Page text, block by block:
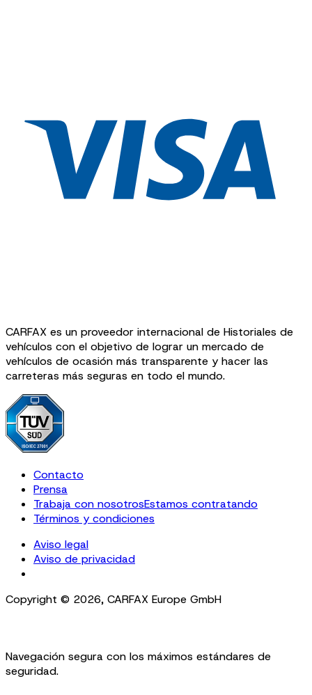
CARFAX es un proveedor internacional de Historiales de
vehículos con el objetivo de lograr un mercado de
vehículos de ocasión más transparente y hacer las
carreteras más seguras en todo el mundo.
Contacto
Prensa
Trabaja con nosotrosEstamos contratando
Términos y condiciones
Aviso legal
Aviso de privacidad
Copyright © 2026, CARFAX Europe GmbH
Navegación segura con los máximos estándares de
seguridad.